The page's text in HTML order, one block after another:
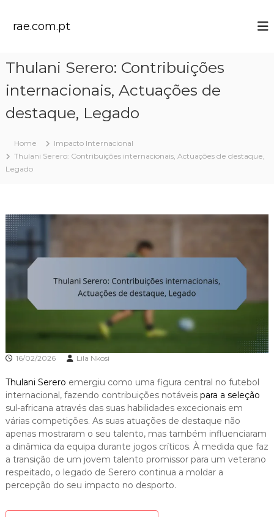
rae.com.pt
Thulani Serero: Contribuições
internacionais, Actuações de
destaque, Legado
Home
Impacto Internacional
Thulani Serero: Contribuições internacionais, Actuações de destaque,
Legado
16/02/2026 Lila Nkosi
Thulani Serero emergiu como uma figura central no futebol
internacional, fazendo contribuições notáveis para a seleção
sul-africana através das suas habilidades excecionais em
várias competições. As suas atuações de destaque não
apenas mostraram o seu talento, mas também influenciaram
a dinâmica da equipa durante jogos críticos. À medida que faz
a transição de um jovem talento promissor para um veterano
respeitado, o legado de Serero continua a moldar a
percepção do seu impacto no desporto.